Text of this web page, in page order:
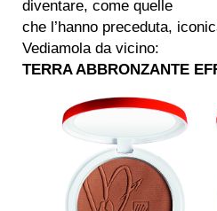
diventare, come quelle
che l’hanno preceduta,
Vediamola da vicino:
TERRA ABBRONZANTE